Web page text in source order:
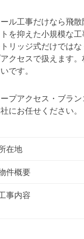
ル工事だけなら飛
を抑えた小規模な
リッジ式だけでは
クセスで扱えます
です。
プアクセス・ブラ
にお任せください。
在地
件概要
事内容